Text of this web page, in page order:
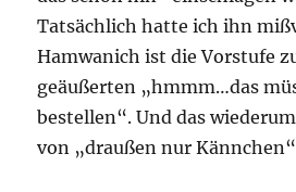
Tatsächlich hatte ich ihn
Hamwanich ist die Vorstufe
geäußerten „hmmm…das
bestellen“. Und das
von „draußen nur